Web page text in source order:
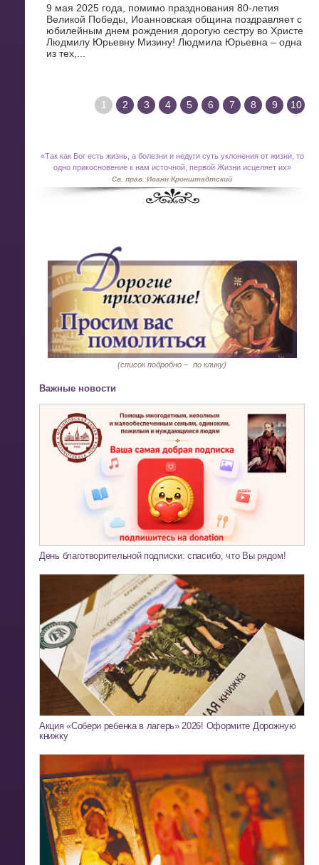
9 мая 2025 года, помимо празднования 80-летия
Великой Победы, Иоанновская община поздравляет с
юбилейным днем рождения дорогую сестру во Христе
Людмилу Юрьевну Мизину! Людмила Юрьевна – одна
из тех,...
1 2 3 4 5 6 7 8 9 10
«Так как Бог есть жизнь, а болезни и недуги суть уклонения от жизни, то
одно прикосновение к нам источной, первой Жизни исцеляет их»
Св. прав. Иоанн Кронштадтский
(список подробно – по клику)
Важные новости
День благотворительной подписки: спасибо, что Вы рядом!
Акция «Собери ребенка в лагерь» 2026! Оформите Дорожную
книжку